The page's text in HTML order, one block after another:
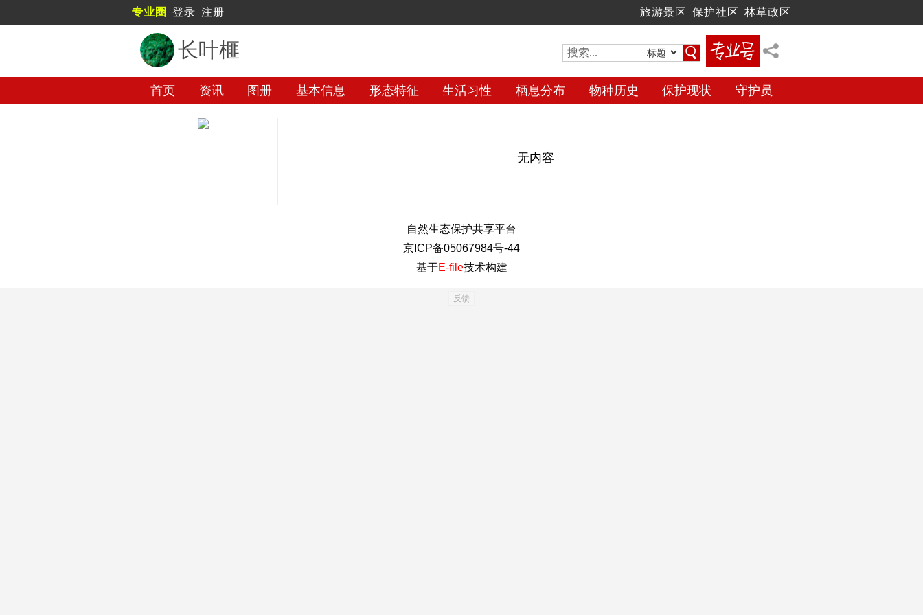
专业圈 登录 注册 旅游景区 保护社区 林草政区
长叶榧
首页 资讯 图册 基本信息 形态特征 生活习性 栖息分布 物种历史 保护现状 守护员
无内容
自然生态保护共享平台
京ICP备05067984号-44
基于E-file技术构建
反馈